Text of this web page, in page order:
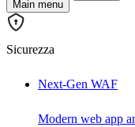
Main menu
Sicurezza
Next-Gen WAF
Modern web app